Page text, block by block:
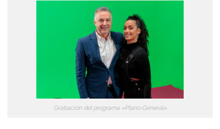
Grabación del programa «Plano General»